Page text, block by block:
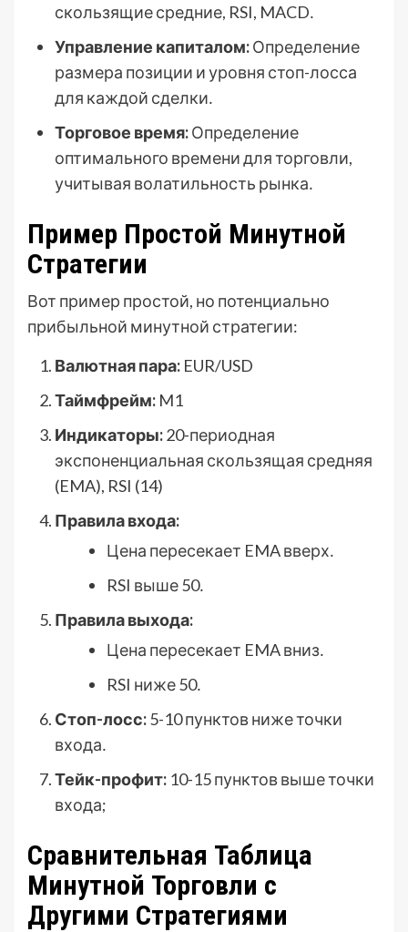
скользящие средние, RSI, MACD․
Управление капиталом:Определение
размера позиции и уровня стоп-лосса
для каждой сделки․
Торговое время:Определение
оптимального времени для торговли,
учитывая волатильность рынка․
Пример Простой Минутной
Стратегии
Вот пример простой, но потенциально
прибыльной минутной стратегии:
Валютная пара: EUR/USD
Таймфрейм: M1
Индикаторы:20-периодная
экспоненциальная скользящая средняя
(EMA), RSI (14)
Правила входа:
Цена пересекает EMA вверх․
RSI выше 50․
Правила выхода:
Цена пересекает EMA вниз․
RSI ниже 50․
Стоп-лосс:5-10 пунктов ниже точки
входа․
Тейк-профит: 10-15 пунктов выше точки
входа;
Сравнительная Таблица
Минутной Торговли с
Другими Стратегиями